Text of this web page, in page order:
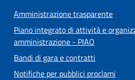
Amministrazione trasparente
Piano integrato di attività e
amministrazione - PIAO
Bandi di gara e contratti
Notifiche per pubblici proclami